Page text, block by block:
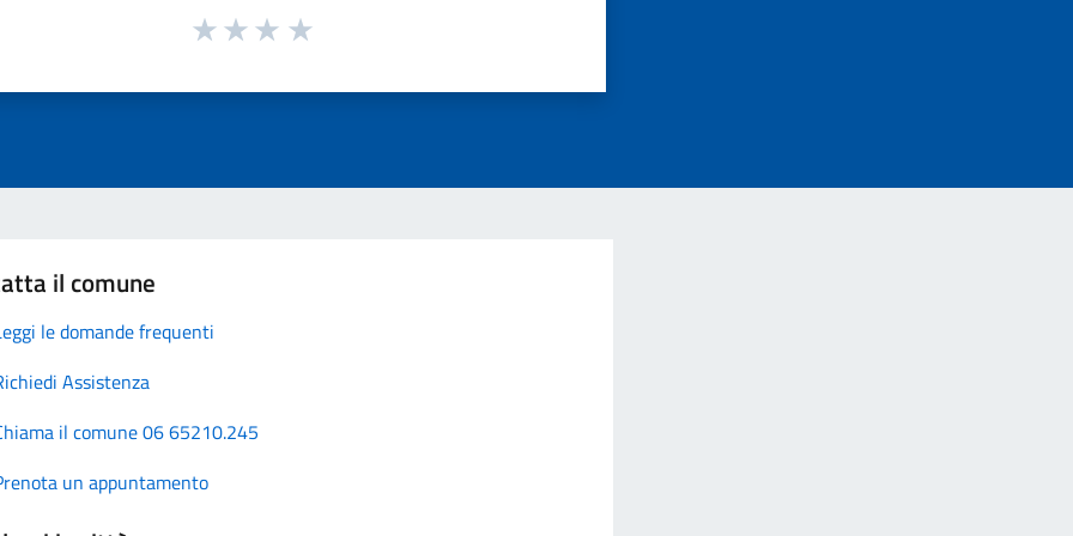
il comune
le domande frequenti
Assistenza
il comune 06 65210.245
un appuntamento